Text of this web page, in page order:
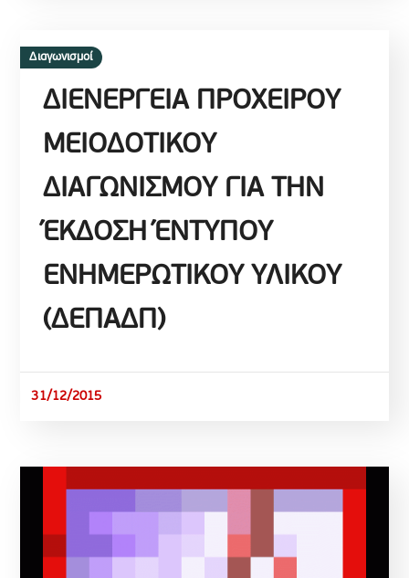
Διαγωνισμοί
ΔΙΕΝΕΡΓΕΙΑ ΠΡΟΧΕΙΡΟΥ
ΜΕΙΟΔΟΤΙΚΟΥ
ΔΙΑΓΩΝΙΣΜΟΥ ΓΙΑ ΤΗΝ
ΈΚΔΟΣΗ ΈΝΤΥΠΟΥ
ΕΝΗΜΕΡΩΤΙΚΟΥ ΥΛΙΚΟΥ
(ΔΕΠΑΔΠ)
31/12/2015